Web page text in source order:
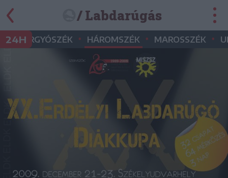
/ Labdarúgás
24H
• GYERGYÓSZÉK • HÁROMSZÉK • MAROSSZÉK •